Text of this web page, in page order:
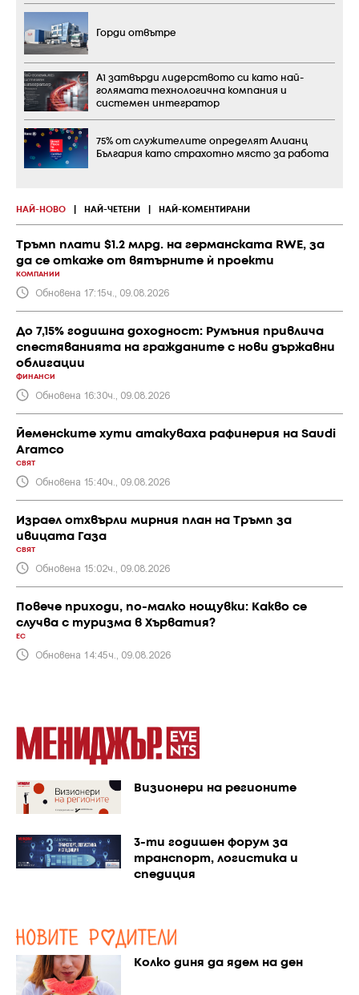
НАЙ-НОВО НАЙ-ЧЕТЕНИ НАЙ-КОМЕНТИРАНИ
Тръмп плати $1.2 млрд. на германската RWE, за
да се откаже от вятърните ѝ проекти
КОМПАНИИ
Обновена 17:15ч., 09.08.2026
До 7,15% годишна доходност: Румъния привлича
спестяванията на гражданите с нови държавни
облигации
ФИНАНСИ
Обновена 16:30ч., 09.08.2026
Йеменските хути атакуваха рафинерия на Saudi
Aramco
СВЯТ
Обновена 15:40ч., 09.08.2026
Израел отхвърли мирния план на Тръмп за
ивицата Газа
СВЯТ
Обновена 15:02ч., 09.08.2026
Повече приходи, по-малко нощувки: Какво се
случва с туризма в Хърватия?
ЕС
Обновена 14:45ч., 09.08.2026
Горди отвътре
А1 затвърди лидерството си като най-
голямата технологична компания и
системен интегратор
75% от служителите определят Алианц
България като страхотно място за работа
Визионери на регионите
3-ти годишен форум за
транспорт, логистика и
спедиция
Колко диня да ядем на ден